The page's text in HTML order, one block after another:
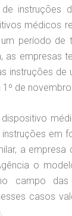
de instruções
médicos
período de
as empresas
instruções de
1º de
em
a empresa
o
campo das
casos